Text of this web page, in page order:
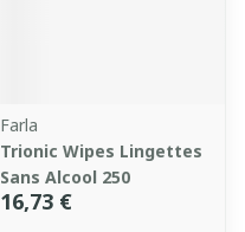
Farla
Trionic Wipes Lingettes
Sans Alcool 250
16,73 €